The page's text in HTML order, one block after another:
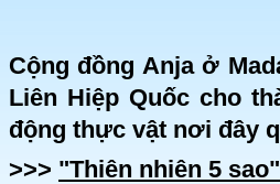
Cộng đồng Anja ở
Liên Hiệp Quốc cho
động thực vật nơi đây
>>> "Thiên nhiên 5